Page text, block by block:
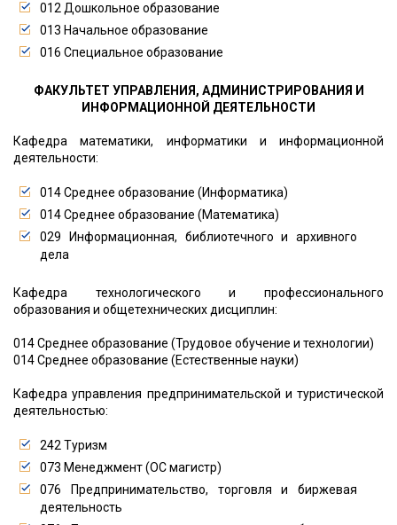
012 Дошкольное образование
013 Начальное образование
016 Специальное образование
ФАКУЛЬТЕТ УПРАВЛЕНИЯ, АДМИНИСТРИРОВАНИЯ И
ИНФОРМАЦИОННОЙ ДЕЯТЕЛЬНОСТИ
Кафедра математики, информатики и информационной
деятельности:
014 Среднее образование (Информатика)
014 Среднее образование (Математика)
029 Информационная, библиотечного и архивного
дела
Кафедра технологического и профессионального
образования и общетехнических дисциплин:
014 Среднее образование (Трудовое обучение и технологии)
014 Среднее образование (Естественные науки)
Кафедра управления предпринимательской и туристической
деятельностью:
242 Туризм
073 Менеджмент (ОС магистр)
076 Предпринимательство, торговля и биржевая
деятельность